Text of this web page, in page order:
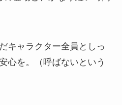
キャラクター全員としっ
心を。（呼ばないという